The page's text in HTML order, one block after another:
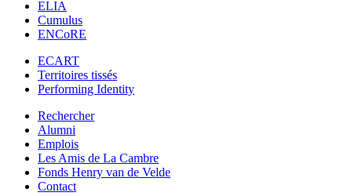
ELIA
Cumulus
ENCoRE
ECART
Territoires tissés
Performing Identity
Rechercher
Alumni
Emplois
Les Amis de La Cambre
Fonds Henry van de Velde
Contact